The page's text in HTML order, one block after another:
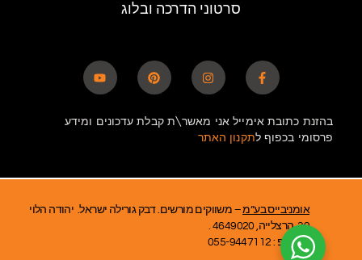
בהזנת כתובת אימייל אני מאשר\ת קבלת עדכונים ומידע
פרסומי בכפוף לתקנון האתר
סרטוני הדרכה ובלוג
אומניבייס בע”מ– משווקים מורשים. דבק גורילה ישראל. יהודה הלוי
39, הרצלייה, 4649020 .
ווטסאפ : 055-9447112